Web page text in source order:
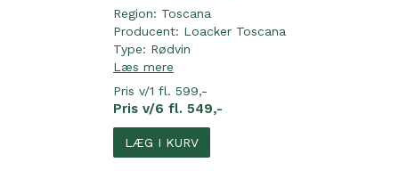
Region: Toscana
Producent: Loacker Toscana
Type: Rødvin
Læs mere
Pris v/1 fl. 599,-
Pris v/6 fl. 549,-
LÆG I KURV